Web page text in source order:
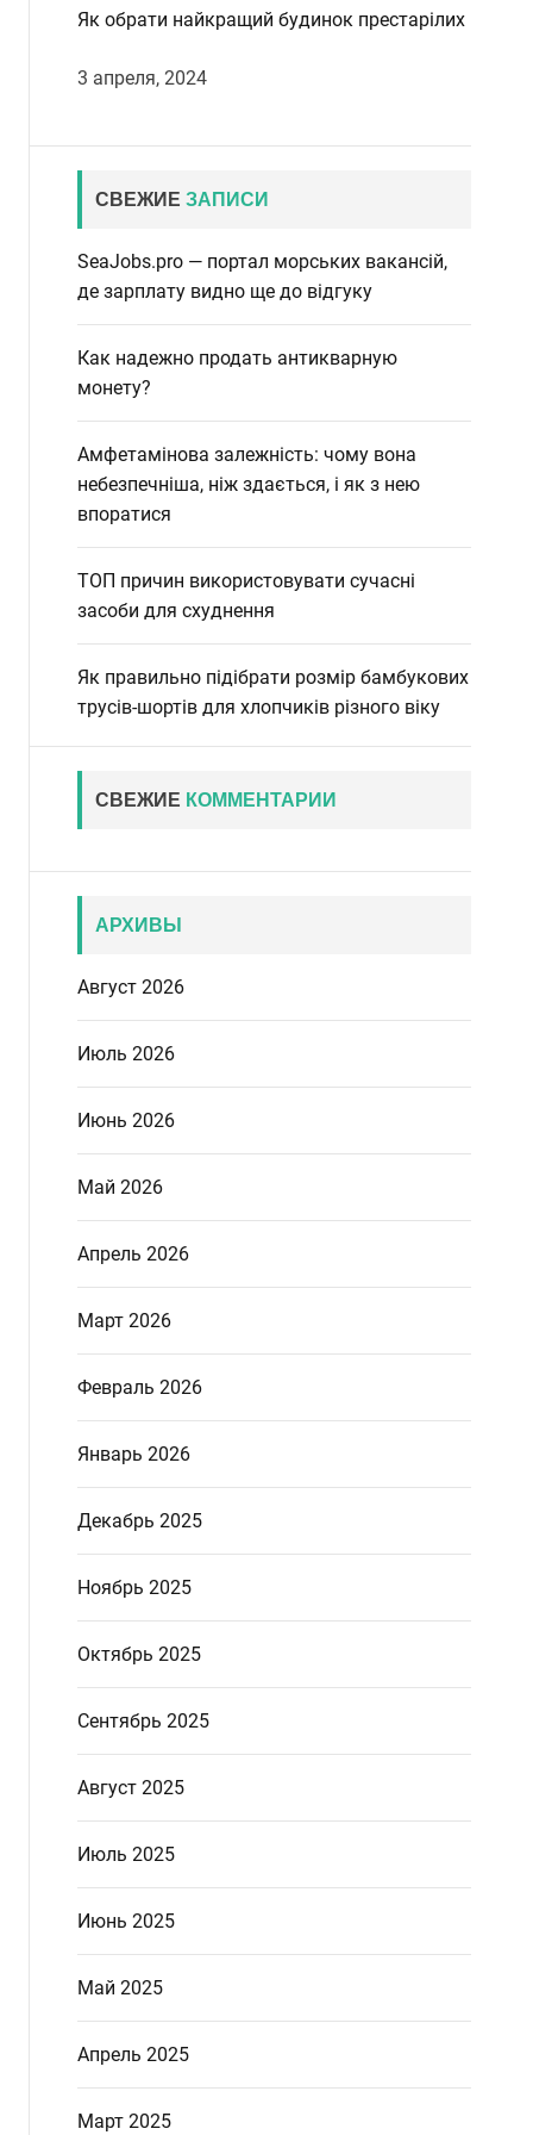
Як обрати найкращий будинок престарілих
3 апреля, 2024
СВЕЖИЕ ЗАПИСИ
SeaJobs.pro — портал морських вакансій,
де зарплату видно ще до відгуку
Как надежно продать антикварную
монету?
Амфетамінова залежність: чому вона
небезпечніша, ніж здається, і як з нею
впоратися
ТОП причин використовувати сучасні
засоби для схуднення
Як правильно підібрати розмір бамбукових
трусів-шортів для хлопчиків різного віку
СВЕЖИЕ КОММЕНТАРИИ
АРХИВЫ
Август 2026
Июль 2026
Июнь 2026
Май 2026
Апрель 2026
Март 2026
Февраль 2026
Январь 2026
Декабрь 2025
Ноябрь 2025
Октябрь 2025
Сентябрь 2025
Август 2025
Июль 2025
Июнь 2025
Май 2025
Апрель 2025
Март 2025